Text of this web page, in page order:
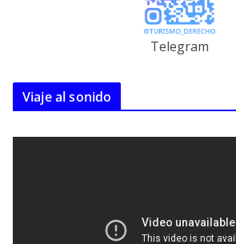
Telegram
Viaje al sonido